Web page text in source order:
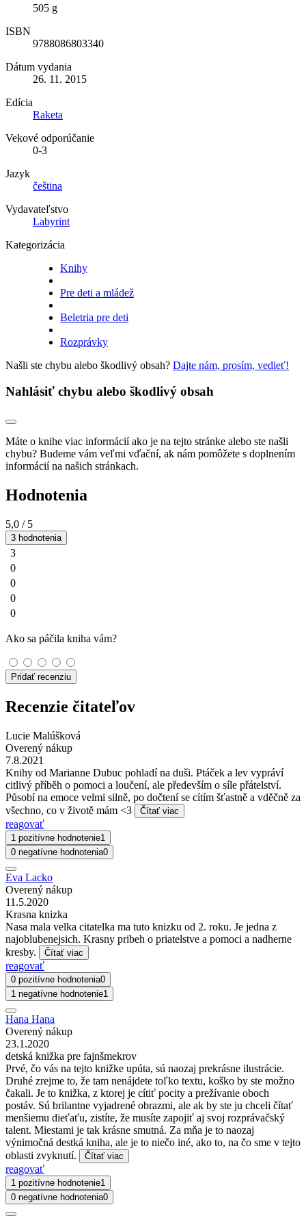
505 g
ISBN
9788086803340
Dátum vydania
26. 11. 2015
Edícia
Raketa
Vekové odporúčanie
0-3
Jazyk
čeština
Vydavateľstvo
Labyrint
Kategorizácia
Knihy
Pre deti a mládež
Beletria pre deti
Rozprávky
Našli ste chybu alebo škodlivý obsah? Dajte nám, prosím, vedieť!
Nahlásiť chybu alebo škodlivý obsah
Máte o knihe viac informácií ako je na tejto stránke alebo ste našli
chybu? Budeme vám veľmi vďační, ak nám pomôžete s doplnením
informácií na našich stránkach.
Hodnotenia
5,0 / 5
3 hodnotenia
3
0
0
0
0
Ako sa páčila kniha vám?
Pridať recenziu
Recenzie čitateľov
Lucie Malúšková
Overený nákup
7.8.2021
Knihy od Marianne Dubuc pohladí na duši. Ptáček a lev vypráví
citlivý příběh o pomoci a loučení, ale především o síle přátelství.
Působí na emoce velmi silně, po dočtení se cítím šťastně a vděčně za
všechno, co v životě mám <3
Čítať viac
reagovať
1 pozitívne hodnotenie1
0 negatívne hodnotenia0
Eva Lacko
Overený nákup
11.5.2020
Krasna knizka
Nasa mala velka citatelka ma tuto knizku od 2. roku. Je jedna z
najoblubenejsich. Krasny pribeh o priatelstve a pomoci a nadherne
kresby.
Čítať viac
reagovať
0 pozitívne hodnotenia0
1 negatívne hodnotenie1
Hana Hana
Overený nákup
23.1.2020
detská knižka pre fajnšmekrov
Prvé, čo vás na tejto knižke upúta, sú naozaj prekrásne ilustrácie.
Druhé zrejme to, že tam nenájdete toľko textu, koško by ste možno
čakali. Je to knižka, z ktorej je cítiť pocity a prežívanie oboch
postáv. Sú brilantne vyjadrené obrazmi, ale ak by ste ju chceli čítať
menšiemu dieťaťu, zistíte, že musíte zapojiť aj svoj rozprávačský
talent. Miestami je tak krásne smutná. Za mňa je to naozaj
výnimočná destká kniha, ale je to niečo iné, ako to, na čo sme v tejto
oblasti zvyknutí.
Čítať viac
reagovať
1 pozitívne hodnotenie1
0 negatívne hodnotenia0